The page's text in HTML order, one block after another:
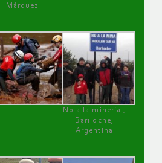
Márquez
No a la minería ,
Bariloche,
Argentina